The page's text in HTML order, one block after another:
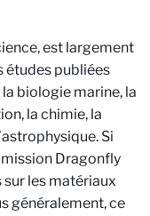
est largement
études publiées
biologie marine, la
la chimie, la
Si
Dragonfly
les matériaux
généralement, ce